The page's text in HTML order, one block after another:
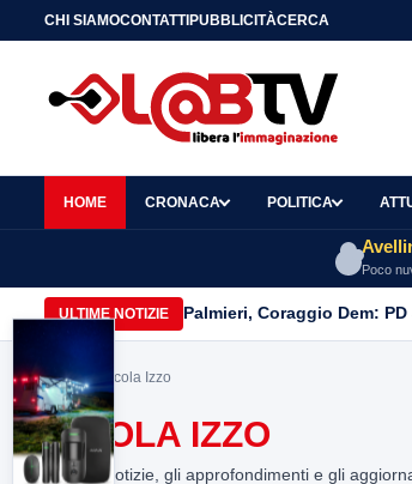
CHI SIAMOCONTATTIPUBBLICITÀCERCA
HOME CRONACA POLITICA
Poco
ULTIME NOTIZIE Palmieri, Coraggio Dem:
Home> Nicola Izzo
NICOLA IZZO
Tutte le notizie, gli approfondimenti e gli